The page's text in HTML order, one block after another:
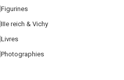
Figurines
IIIe reich & Vichy
Livres
Photographies